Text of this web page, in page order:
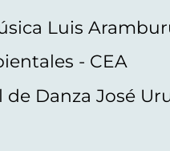
Luis
- CEA
Danza José